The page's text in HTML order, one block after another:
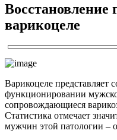
Восстановление
варикоцеле
Варикоцеле представляет
функционировании
сопровождающиеся
Статистика отмечает
мужчин этой патологии –